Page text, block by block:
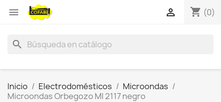
 shopping_cart (0)

search
Inicio Electrodomésticos
Microondas
Microondas Orbegozo MI 2117 negro